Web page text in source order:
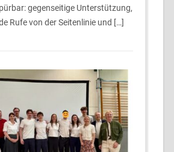
gegenseitige Unterstützung,
Rufe von der Seitenlinie und […]